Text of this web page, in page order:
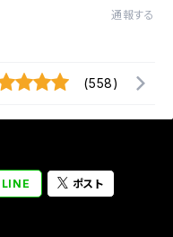
通報する
(558)
LINE ポスト